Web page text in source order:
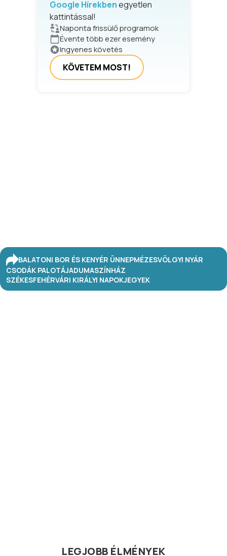
Google Hírekbenegyetlen
kattintással!
Naponta frissülő programok
Évente több ezer esemény
Ingyenes követés
KÖVETEM MOST!
BALATONI BOR ÉS KENYÉR ÜNNEPMÉZESVÖLGYI NYÁR
CSODÁK PALOTÁJADUMASZÍNHÁZ
SZÉKESFEHÉRVÁRI KIRÁLYI NAPOKJEGYEK
LEGJOBB ÉLMÉNYEK